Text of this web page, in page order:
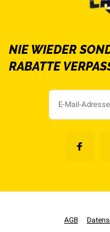
NIE WIEDER
RABATTE
AGB